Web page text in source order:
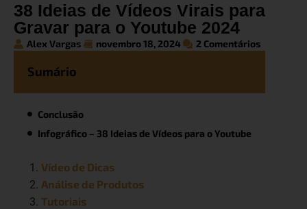
38 Ideias de Vídeos Virais para
Gravar para o Youtube 2024
Alex Vargas novembro 18, 2024 2 Comentários
Sumário
Conclusão
Infográfico – 38 Ideias de Vídeos para o Youtube
Vídeo de Dicas
Análise de Produtos
Tutoriais